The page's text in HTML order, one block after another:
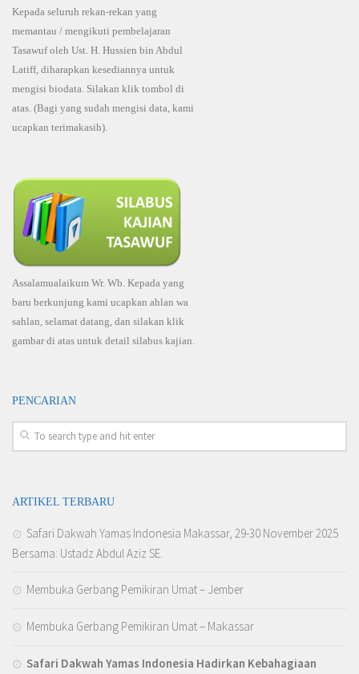
Kepada seluruh rekan-rekan yang
memantau / mengikuti pembelajaran
Tasawuf oleh Ust. H. Hussien bin Abdul
Latiff, diharapkan kesediannya untuk
mengisi biodata. Silakan klik tombol di
atas. (Bagi yang sudah mengisi data, kami
ucapkan terimakasih).
Assalamualaikum Wr. Wb. Kepada yang
baru berkunjung kami ucapkan ahlan wa
sahlan, selamat datang, dan silakan klik
gambar di atas untuk detail silabus kajian.
PENCARIAN
ARTIKEL TERBARU
Safari Dakwah Yamas Indonesia Makassar, 29-30 November 2025
Bersama: Ustadz Abdul Aziz SE.
Membuka Gerbang Pemikiran Umat – Jember
Membuka Gerbang Pemikiran Umat – Makassar
Safari Dakwah Yamas Indonesia Hadirkan Kebahagiaan